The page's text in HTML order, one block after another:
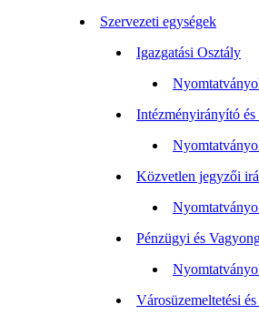
Szervezeti egységek
Igazgatási Osztály
Intézményirányító
Közvetlen jegyzői
Pénzügyi és
Városüzemeltetési